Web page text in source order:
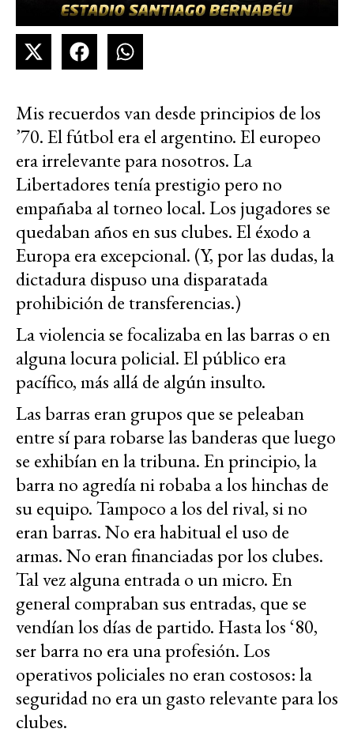
Mis recuerdos van desde principios de los
’70. El fútbol era el argentino. El europeo
era irrelevante para nosotros. La
Libertadores tenía prestigio pero no
empañaba al torneo local. Los jugadores se
quedaban años en sus clubes. El éxodo a
Europa era excepcional. (Y, por las dudas, la
dictadura dispuso una disparatada
prohibición de transferencias.)
La violencia se focalizaba en las barras o en
alguna locura policial. El público era
pacífico, más allá de algún insulto.
Las barras eran grupos que se peleaban
entre sí para robarse las banderas que luego
se exhibían en la tribuna. En principio, la
barra no agredía ni robaba a los hinchas de
su equipo. Tampoco a los del rival, si no
eran barras. No era habitual el uso de
armas. No eran financiadas por los clubes.
Tal vez alguna entrada o un micro. En
general compraban sus entradas, que se
vendían los días de partido. Hasta los ‘80,
ser barra no era una profesión. Los
operativos policiales no eran costosos: la
seguridad no era un gasto relevante para los
clubes.